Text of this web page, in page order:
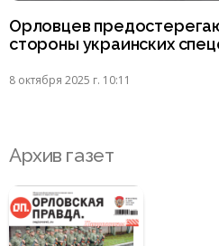
Орловцев
стороны украинских
8 октября 2025 г. 10:11
Архив газет